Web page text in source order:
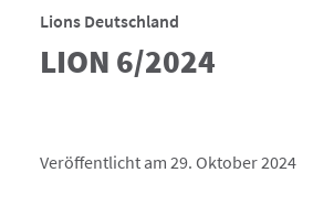
Lions Deutschland
LION 6/2024
Veröffentlicht am 29. Oktober 2024